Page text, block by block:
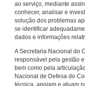
ao serviço, mediante
conhecer, analisar e
solução dos problemas
se identificar
dados e informações
A Secretaria Nacional do
responsável pela gestão
bem como pela
Nacional de Defesa do